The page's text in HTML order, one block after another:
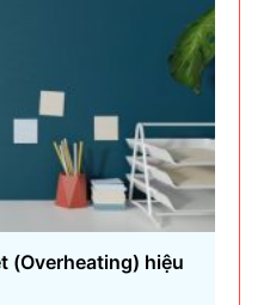
nhiều doanh
(Overheating) hiệu